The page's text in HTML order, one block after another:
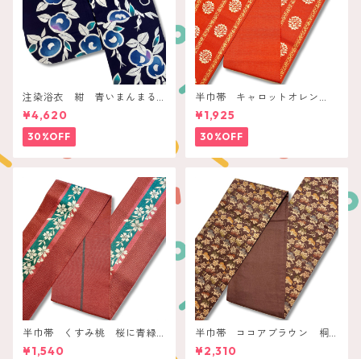
注染浴衣 紺 青いまんまる
椿
¥4,620
30%OFF
半巾帯 キャロットオレン
ジ 花丸と唐草ライン
¥1,925
30%OFF
半巾帯 くすみ桃 桜に青緑
ライン
¥1,540
半巾帯 ココアブラウン 桐
の花
¥2,310